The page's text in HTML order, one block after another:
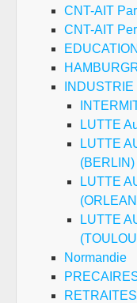
CNT-AIT
CNT-AIT
EDUCATION
LUTTE
LUTTE
(BERLIN)
LUTTE
LUTTE
Normandie
RETRAITES